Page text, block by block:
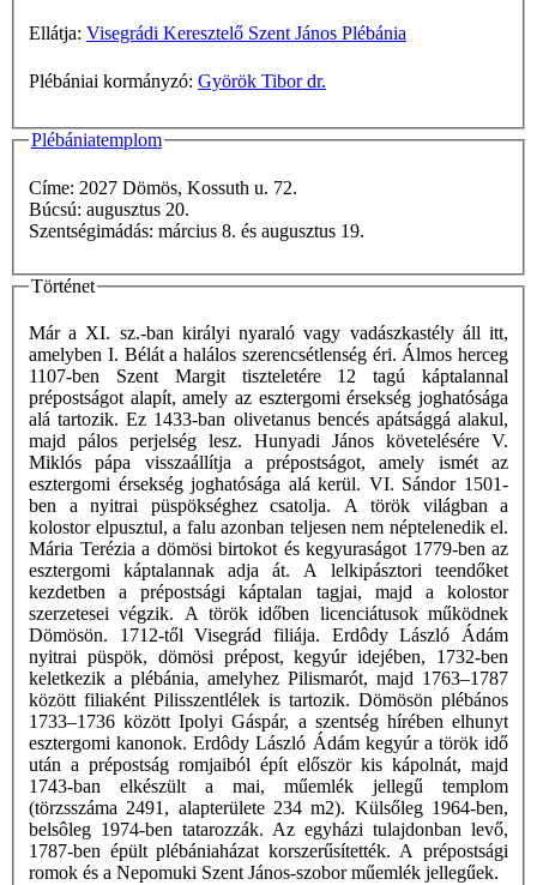
Ellátja: Visegrádi Keresztelő Szent János Plébánia
Plébániai kormányzó: Györök Tibor dr.
Plébániatemplom
Címe: 2027 Dömös, Kossuth u. 72.
Búcsú: augusztus 20.
Szentségimádás: március 8. és augusztus 19.
Történet
Már a XI. sz.-ban királyi nyaraló vagy vadászkastély áll itt,
amelyben I. Bélát a halálos szerencsétlenség éri. Álmos herceg
1107-ben Szent Margit tiszteletére 12 tagú káptalannal
prépostságot alapít, amely az esztergomi érsekség joghatósága
alá tartozik. Ez 1433-ban olivetanus bencés apátsággá alakul,
majd pálos perjelség lesz. Hunyadi János követelésére V.
Miklós pápa visszaállítja a prépostságot, amely ismét az
esztergomi érsekség joghatósága alá kerül. VI. Sándor 1501-
ben a nyitrai püspökséghez csatolja. A török világban a
kolostor elpusztul, a falu azonban teljesen nem néptelenedik el.
Mária Terézia a dömösi birtokot és kegyuraságot 1779-ben az
esztergomi káptalannak adja át. A lelkipásztori teendőket
kezdetben a prépostsági káptalan tagjai, majd a kolostor
szerzetesei végzik. A török időben licenciátusok működnek
Dömösön. 1712-től Visegrád filiája. Erdôdy László Ádám
nyitrai püspök, dömösi prépost, kegyúr idejében, 1732-ben
keletkezik a plébánia, amelyhez Pilismarót, majd 1763–1787
között filiaként Pilisszentlélek is tartozik. Dömösön plébános
1733–1736 között Ipolyi Gáspár, a szentség hírében elhunyt
esztergomi kanonok. Erdôdy László Ádám kegyúr a török idő
után a prépostság romjaiból épít először kis kápolnát, majd
1743-ban elkészült a mai, műemlék jellegű templom
(törzsszáma 2491, alapterülete 234 m2). Külsőleg 1964-ben,
belsôleg 1974-ben tatarozzák. Az egyházi tulajdonban levő,
1787-ben épült plébániaházat korszerűsítették. A prépostsági
romok és a Nepomuki Szent János-szobor műemlék jellegűek.